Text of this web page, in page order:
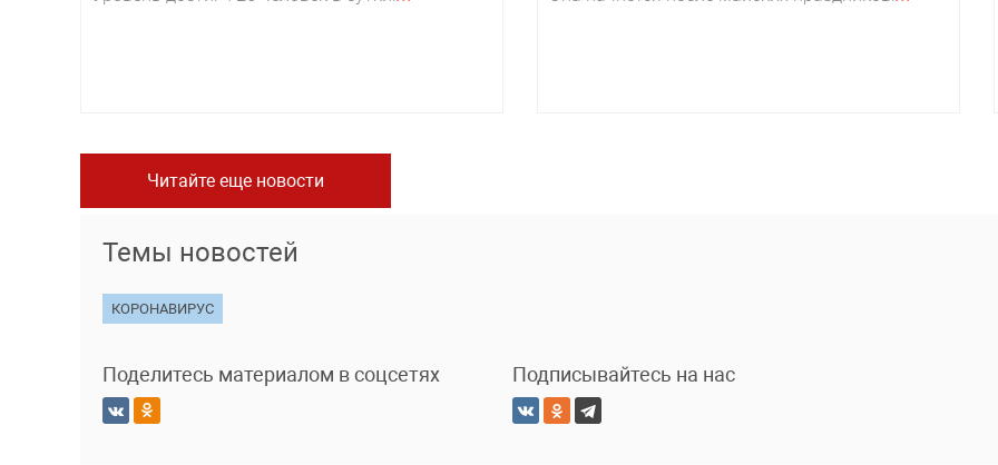
Читайте еще новости
Темы новостей
КОРОНАВИРУС
Поделитесь материалом в соцсетях Подписывайтесь на нас